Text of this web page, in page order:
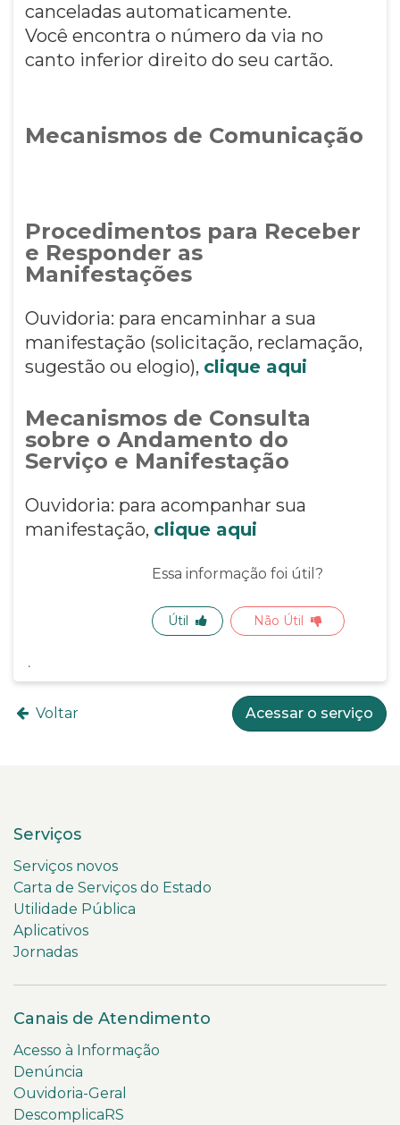
canceladas automaticamente.
Você encontra o número da via no
canto inferior direito do seu cartão.
Mecanismos de Comunicação
Procedimentos para Receber
e Responder as
Manifestações
Ouvidoria: para encaminhar a sua
manifestação (solicitação, reclamação,
sugestão ou elogio), clique aqui
Mecanismos de Consulta
sobre o Andamento do
Serviço e Manifestação
Ouvidoria: para acompanhar sua
manifestação, clique aqui
Essa informação foi útil?
Útil Não Útil
Voltar Acessar o serviço
Serviços
Serviços novos
Carta de Serviços do Estado
Utilidade Pública
Aplicativos
Jornadas
Canais de Atendimento
Acesso à Informação
Denúncia
Ouvidoria-Geral
DescomplicaRS